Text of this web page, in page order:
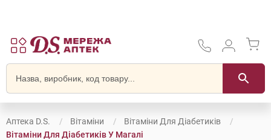
Аптека D.S. Вітаміни
Вітаміни Для Діабетиків
Вітаміни Для Діабетиків У Магалі